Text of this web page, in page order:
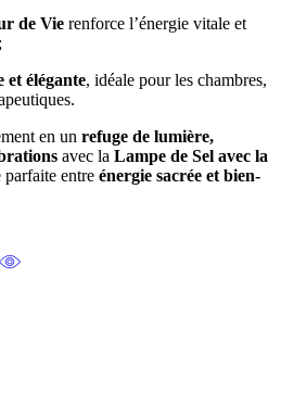
de Vie renforce l’énergie vitale et
élégante, idéale pour les chambres,
en un refuge de lumière,
avec la Lampe de Sel avec la
entre énergie sacrée et bien-